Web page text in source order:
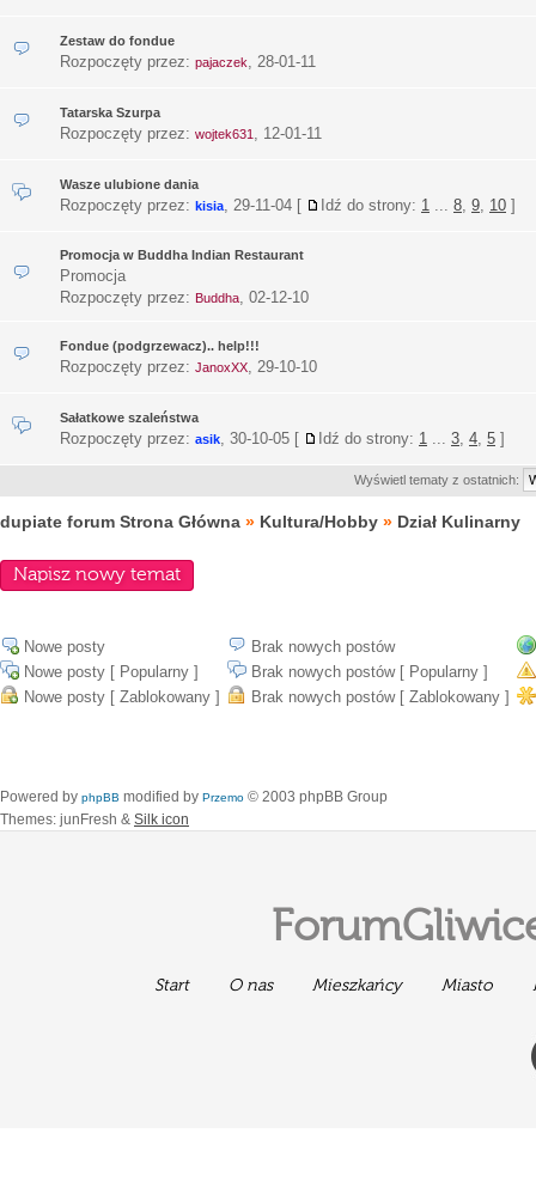
Zestaw do fondue
Rozpoczęty przez: pajaczek, 28-01-11
Tatarska Szurpa
Rozpoczęty przez: wojtek631 , 12-01-11
Wasze ulubione dania
Rozpoczęty przez: kisia, 29-11-04 [ Idź do strony: 1 ... 8, 9, 10 ]
Promocja w Buddha Indian Restaurant
Promocja
Rozpoczęty przez: Buddha, 02-12-10
Fondue (podgrzewacz).. help!!!
Rozpoczęty przez: JanoxXX, 29-10-10
Sałatkowe szaleństwa
Rozpoczęty przez: asik, 30-10-05 [ Idź do strony: 1 ... 3, 4, 5 ]
Wyświetl tematy z ostatnich:
dupiate forum Strona Główna » Kultura/Hobby » Dział Kulinarny
Napisz nowy temat
Nowe posty
Brak nowych postów
Nowe posty [ Popularny ]
Brak nowych postów [ Popularny ]
Nowe posty [ Zablokowany ]
Brak nowych postów [ Zablokowany ]
Powered by phpBB modified by Przemo © 2003 phpBB Group
Themes: junFresh & Silk icon
Start O nas Mieszkańcy Miasto